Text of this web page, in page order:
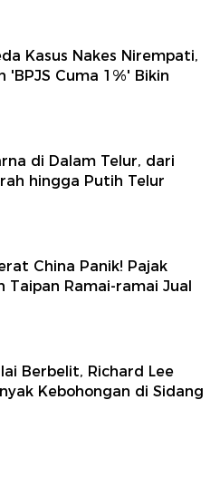
Kasus Nakes Nirempati,
'BPJS Cuma 1%' Bikin
di Dalam Telur, dari
hingga Putih Telur
China Panik! Pajak
Taipan Ramai-ramai Jual
Berbelit, Richard Lee
Kebohongan di Sidang